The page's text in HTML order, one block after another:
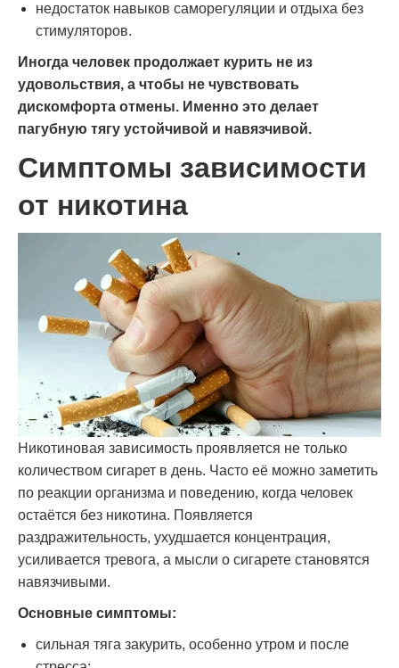
недостаток навыков саморегуляции и отдыха без
стимуляторов.
Иногда человек продолжает курить не из
удовольствия, а чтобы не чувствовать
дискомфорта отмены. Именно это делает
пагубную тягу устойчивой и навязчивой.
Симптомы зависимости
от никотина
Никотиновая зависимость проявляется не только
количеством сигарет в день. Часто её можно заметить
по реакции организма и поведению, когда человек
остаётся без никотина. Появляется
раздражительность, ухудшается концентрация,
усиливается тревога, а мысли о сигарете становятся
навязчивыми.
Основные симптомы:
сильная тяга закурить, особенно утром и после